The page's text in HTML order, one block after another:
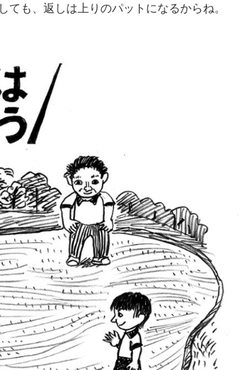
も、返しは上りのパットになるからね。